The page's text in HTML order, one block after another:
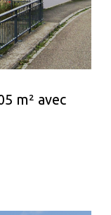
m² avec